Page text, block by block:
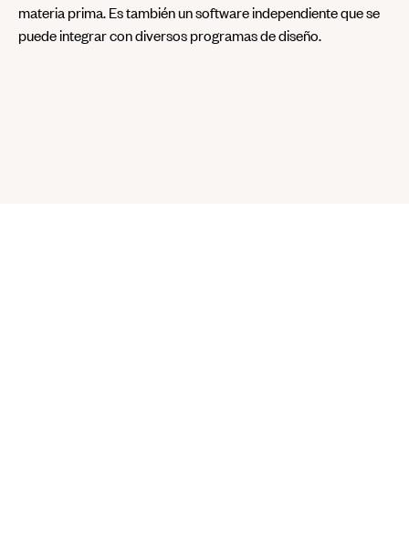
materia prima. Es también un software independiente que se
puede integrar con diversos programas de diseño.